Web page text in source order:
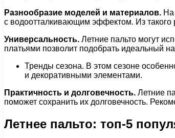
Разнообразие моделей и материалов. На
с водоотталкивающим эффектом. Из
Универсальность. Летние пальто могут
платьями позволит подобрать идеальный
Тренды сезона. В этом сезоне
и декоративными элементами.
Практичность и долговечность. Летние
поможет сохранить их долговечность.
Летнее пальто: топ-5